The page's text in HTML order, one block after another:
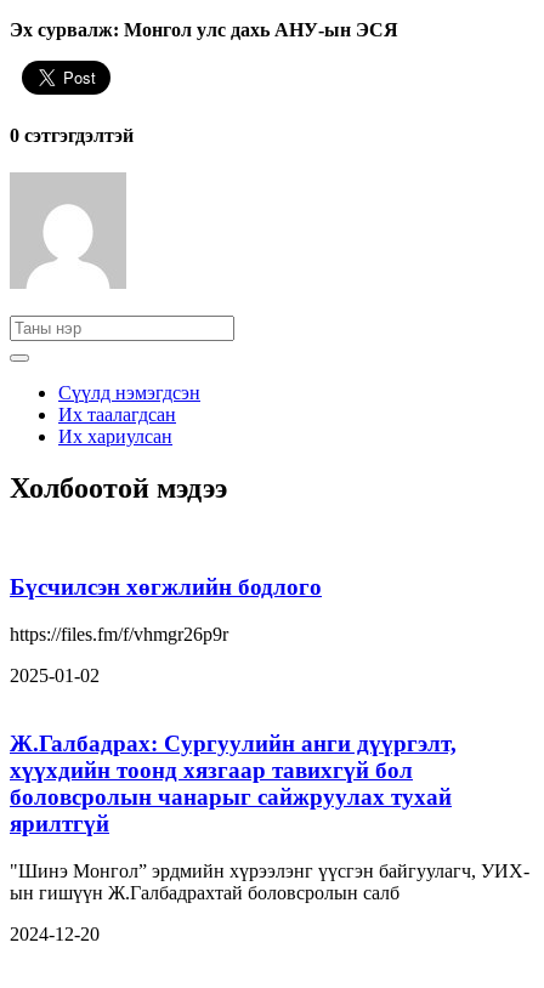
Эх сурвалж: Монгол улс дахь АНУ-ын ЭСЯ
0 cэтгэгдэлтэй
Сүүлд нэмэгдсэн
Их таалагдсан
Их хариулсан
Холбоотой мэдээ
Бүсчилсэн хөгжлийн бодлого
https://files.fm/f/vhmgr26p9r
2025-01-02
Ж.Галбадрах: Сургуулийн анги дүүргэлт,
хүүхдийн тоонд хязгаар тавихгүй бол
боловсролын чанарыг сайжруулах тухай
ярилтгүй
"Шинэ Монгол” эрдмийн хүрээлэнг үүсгэн байгуулагч, УИХ-
ын гишүүн Ж.Галбадрахтай боловсролын салб
2024-12-20